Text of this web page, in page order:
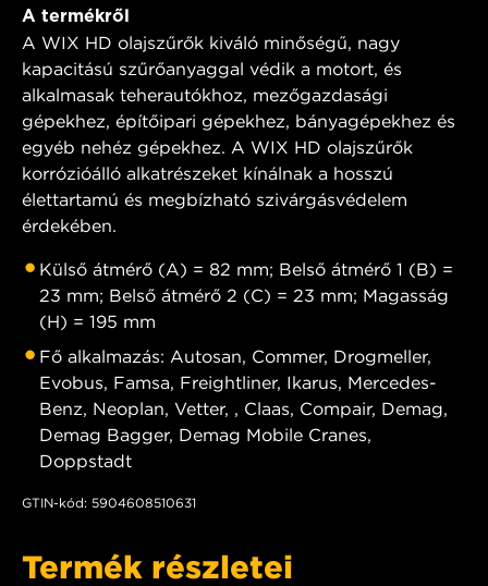
A termékről
A WIX HD olajszűrők kiváló minőségű, nagy
kapacitású szűrőanyaggal védik a motort, és
alkalmasak teherautókhoz, mezőgazdasági
gépekhez, építőipari gépekhez, bányagépekhez és
egyéb nehéz gépekhez. A WIX HD olajszűrők
korrózióálló alkatrészeket kínálnak a hosszú
élettartamú és megbízható szivárgásvédelem
érdekében.
Külső átmérő (A) = 82 mm; Belső átmérő 1 (B) =
23 mm; Belső átmérő 2 (C) = 23 mm; Magasság
(H) = 195 mm
Fő alkalmazás: Autosan, Commer, Drogmeller,
Evobus, Famsa, Freightliner, Ikarus, Mercedes-
Benz, Neoplan, Vetter, , Claas, Compair, Demag,
Demag Bagger, Demag Mobile Cranes,
Doppstadt
GTIN-kód: 5904608510631
Termék részletei